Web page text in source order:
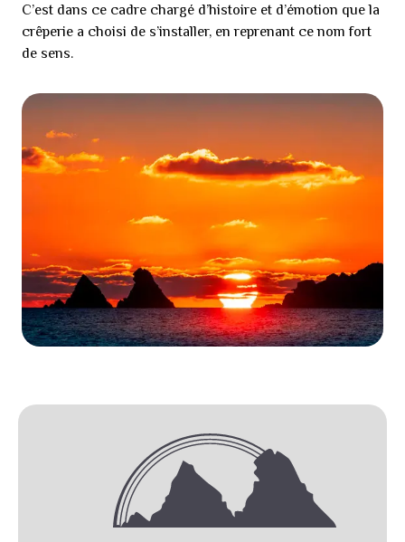
C’est dans ce cadre chargé d’histoire et d’émotion que la
crêperie a choisi de s’installer, en reprenant ce nom fort
de sens.